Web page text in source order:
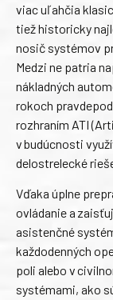
viac uľahčia
tiež historicky
nosič systémov
Medzi ne patria
nákladných
rokoch
rozhraním ATI
v budúcnosti
delostrelecké
Vďaka úplne
ovládanie a
asistenčné
každodenných
poli alebo v
systémami, ako